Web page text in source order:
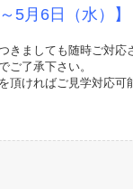
5月6日（水）】
きましても随時ご対応
ご了承下さい。
頂ければご見学対応